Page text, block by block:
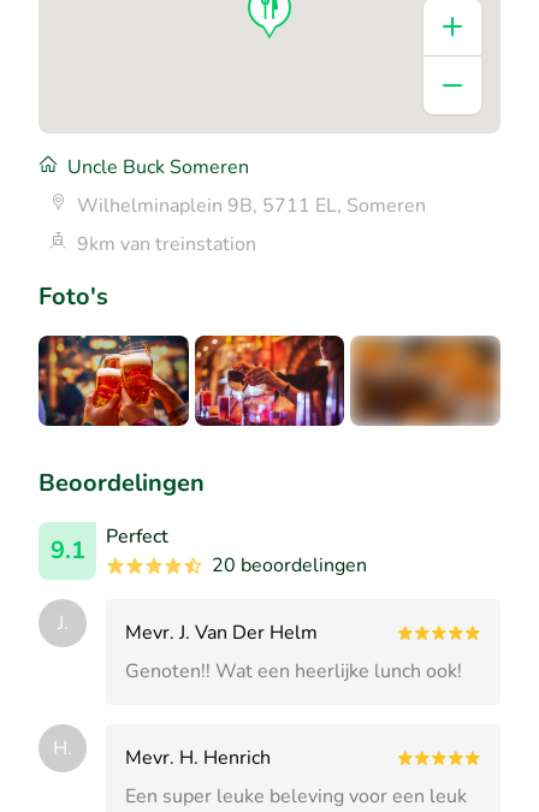
Foto's
Beoordelingen
9.1
Perfect
20 beoordelingen
J.
Mevr. J. Van Der Helm
Genoten!! Wat een heerlijke lunch ook!
H.
Mevr. H. Henrich
Een super leuke beleving voor een leuk
Uncle Buck Someren
Wilhelminaplein 9B, 5711 EL, Someren
9km van treinstation